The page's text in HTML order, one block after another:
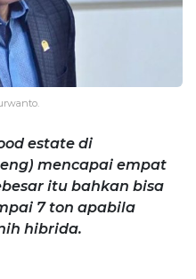
estate di
mencapai empat
itu bahkan bisa
7 ton apabila
hibrida.